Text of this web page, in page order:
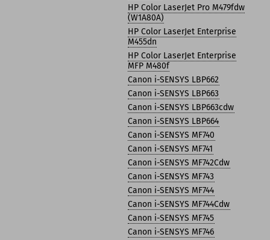
HP Color LaserJet Pro M479fdw
(W1A80A)
HP Color LaserJet Enterprise
M455dn
HP Color LaserJet Enterprise
MFP M480f
Canon i-SENSYS LBP662
Canon i-SENSYS LBP663
Canon i-SENSYS LBP663cdw
Canon i-SENSYS LBP664
Canon i-SENSYS MF740
Canon i-SENSYS MF741
Canon i-SENSYS MF742Cdw
Canon i-SENSYS MF743
Canon i-SENSYS MF744
Canon i-SENSYS MF744Cdw
Canon i-SENSYS MF745
Canon i-SENSYS MF746